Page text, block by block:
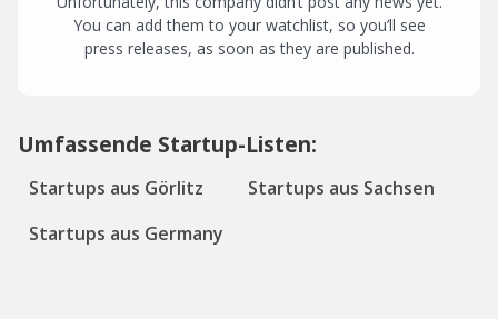
You can add them to your watchlist, so you’ll see
press releases, as soon as they are published.
Umfassende Startup-Listen:
Startups aus Görlitz
Startups aus Sachsen
Startups aus Germany